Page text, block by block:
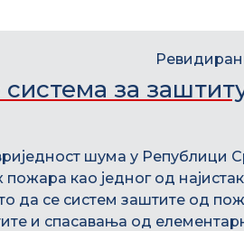
за
шума у Републици
као једног од
да се систем заштите од
и спасавања од